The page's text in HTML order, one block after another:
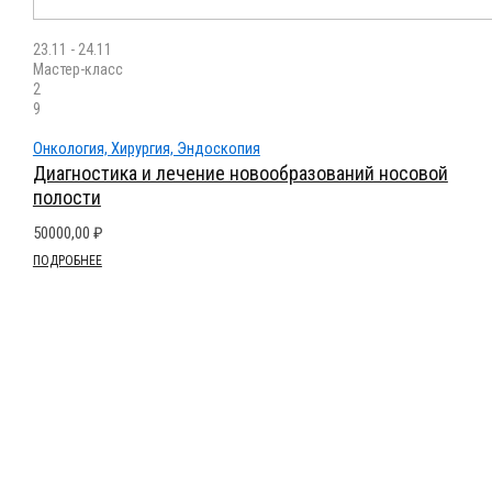
23.11 - 24.11
Мастер-класс
2
9
Онкология, Хирургия, Эндоскопия
Диагностика и лечение новообразований носовой
полости
50000,00 ₽
ПОДРОБНЕЕ